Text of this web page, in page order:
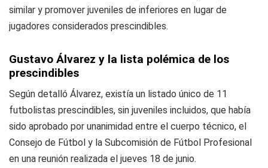
similar y promover juveniles de inferiores en lugar de
jugadores considerados prescindibles.
Gustavo Álvarez y la lista polémica de los
prescindibles
Según detalló Álvarez, existía un listado único de 11
futbolistas prescindibles, sin juveniles incluidos, que había
sido aprobado por unanimidad entre el cuerpo técnico, el
Consejo de Fútbol y la Subcomisión de Fútbol Profesional
en una reunión realizada el jueves 18 de junio.